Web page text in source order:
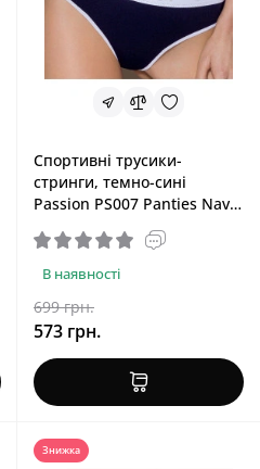
Спортивні трусики-
стринги, темно-сині
Passion PS007 Panties Navy
В наявності
699 грн.
573 грн.
Знижка